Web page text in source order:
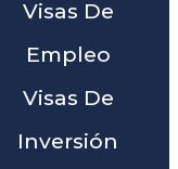
Visas De
Empleo
Visas De
Inversión